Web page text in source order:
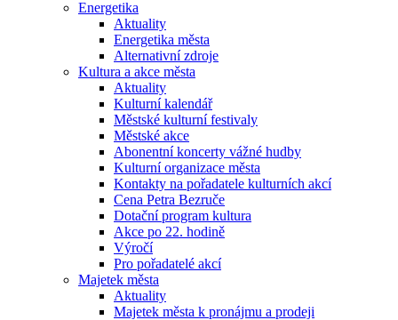
Energetika
Aktuality
Energetika města
Alternativní zdroje
Kultura a akce města
Aktuality
Kulturní kalendář
Městské kulturní festivaly
Městské akce
Abonentní koncerty vážné hudby
Kulturní organizace města
Kontakty na pořadatele kulturních akcí
Cena Petra Bezruče
Dotační program kultura
Akce po 22. hodině
Výročí
Pro pořadatelé akcí
Majetek města
Aktuality
Majetek města k pronájmu a prodeji